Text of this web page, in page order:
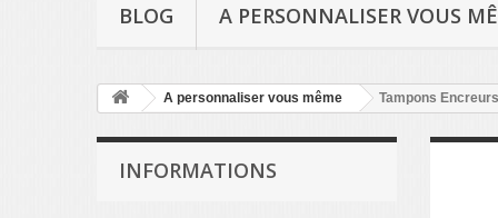
BLOG A PERSONNALISER VOUS
A personnaliser vous même Tampons Encreurs
INFORMATIONS